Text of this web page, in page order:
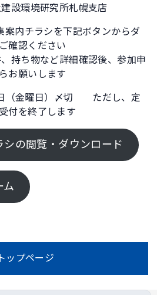
研究所札幌支店
内チラシを下記ボタンからダ
確認ください
など詳細確認後、参加申
お願いします
金曜日）〆切 ただし、定
付を終了します
の閲覧・ダウンロード
ム
トップページ